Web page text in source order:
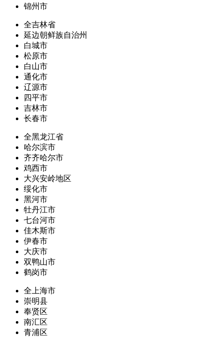
锦州市
全吉林省
延边朝鲜族自治州
白城市
松原市
白山市
通化市
辽源市
四平市
吉林市
长春市
全黑龙江省
哈尔滨市
齐齐哈尔市
鸡西市
大兴安岭地区
绥化市
黑河市
牡丹江市
七台河市
佳木斯市
伊春市
大庆市
双鸭山市
鹤岗市
全上海市
崇明县
奉贤区
南汇区
青浦区